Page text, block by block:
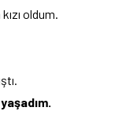
oldum.